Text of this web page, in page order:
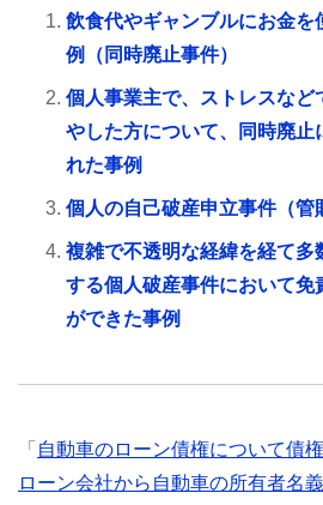
飲食代やギャンブルにお金を
例（同時廃止事件）
個人事業主で、ストレスなど
やした方について、同時廃止
れた事例
個人の自己破産申立事件（管
複雑で不透明な経緯を経て多
する個人破産事件において免
ができた事例
「 自動車のローン債権について債
ローン会社から自動車の所有者名